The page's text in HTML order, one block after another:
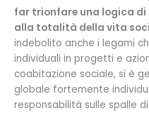
far trionfare una logica di
alla totalità della vita
indebolito anche i legami
individuali in progetti e
coabitazione sociale, si è
globale fortemente
responsabilità sulle spalle